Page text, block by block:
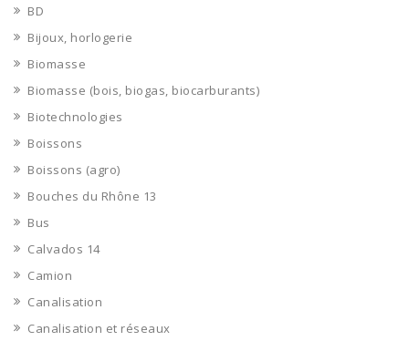
BD
Bijoux, horlogerie
Biomasse
Biomasse (bois, biogas, biocarburants)
Biotechnologies
Boissons
Boissons (agro)
Bouches du Rhône 13
Bus
Calvados 14
Camion
Canalisation
Canalisation et réseaux